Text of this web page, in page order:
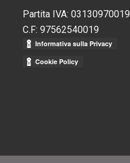
Partita IVA: 03130970019
C.F: 97562540019